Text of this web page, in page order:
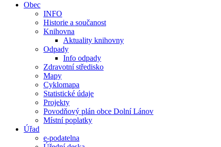
Obec
INFO
Historie a součanost
Knihovna
Aktuality knihovny
Odpady
Info odpady
Zdravotní středisko
Mapy
Cyklomapa
Statistické údaje
Projekty
Povodňový plán obce Dolní Lánov
Místní poplatky
Úřad
e-podatelna